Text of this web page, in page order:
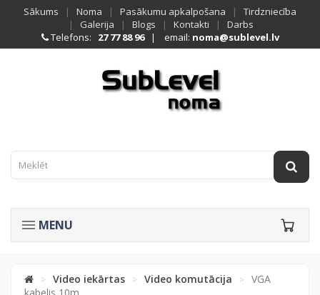
Sākums | Noma | Pasākumu apkalpošana |
Tirdzniecība
|
Galerija | Blogs | Kontakti |
Darbs
Telefons:
27 77 88 96| email: noma@sublevel.lv
MENU
> Video iekārtas > Video komutācija >
VGA